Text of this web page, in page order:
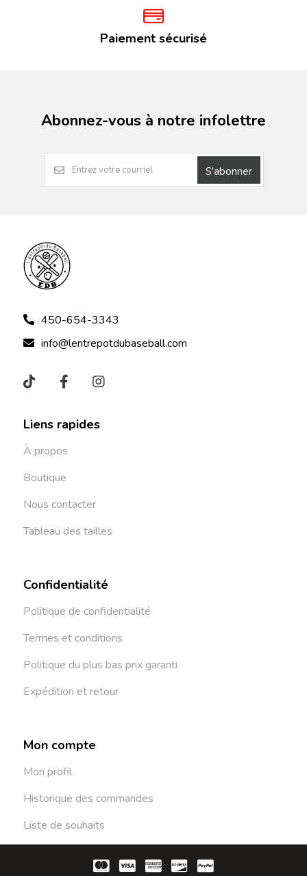
Paiement sécurisé
Abonnez-vous à notre infolettre
S'abonner
450-654-3343
info@lentrepotdubaseball.com
Liens rapides
À propos
Boutique
Nous contacter
Tableau des tailles
Confidentialité
Politique de confidentialité
Termes et conditions
Politique du plus bas prix garanti
Expédition et retour
Mon compte
Mon profil
Historique des commandes
Liste de souhaits